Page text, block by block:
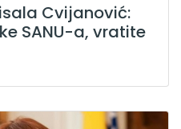
Cvijanović:
SANU-a, vratite